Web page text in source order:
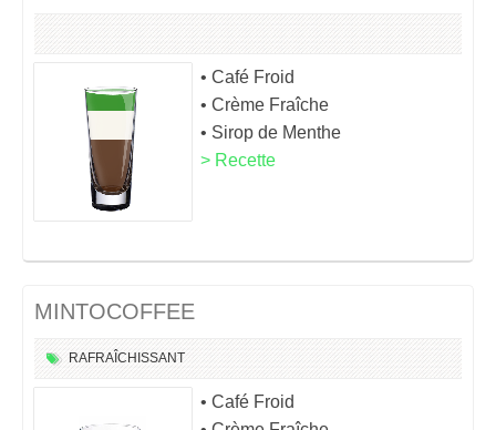
• Café Froid
• Crème Fraîche
• Sirop de Menthe
> Recette
MINTOCOFFEE
RAFRAÎCHISSANT
• Café Froid